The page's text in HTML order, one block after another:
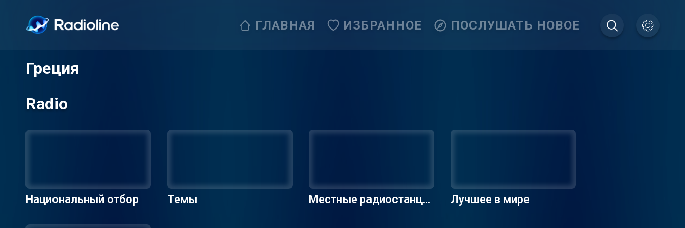
ГЛАВНАЯ ИЗБРАННОЕ ПОСЛУШАТЬ НОВОЕ
Греция
Radio
Национальный отбор Темы
Местные радиостанци
Лучшее в мире